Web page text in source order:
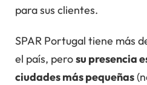
para sus clientes.
SPAR Portugal tiene más
el país, perosu presencia
ciudades más pequeñas